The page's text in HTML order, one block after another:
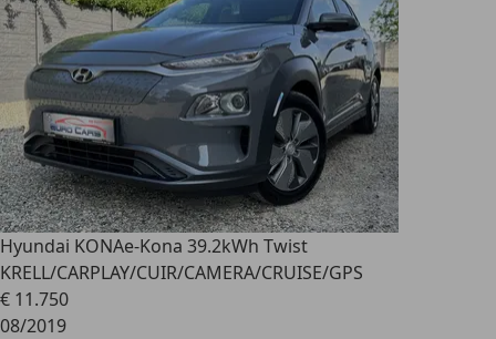
Hyundai KONAe-Kona 39.2kWh Twist
KRELL/CARPLAY/CUIR/CAMERA/CRUISE/GPS
€ 11.750
08/2019